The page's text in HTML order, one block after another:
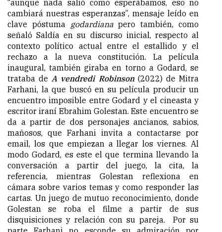
“aunque nada salió como esperábamos, eso no
cambiará nuestras esperanzas”, mensaje leído en
clave póstuma godardianapero también, como
señaló Saldía en su discurso inicial, respecto al
contexto político actual entre el estallido y el
rechazo a la nueva constitución. La película
inaugural, también giraba en torno a Godard, se
trataba de A vendredi Robinson(2022) de Mitra
Farhani, la que buscó en su película producir un
encuentro imposible entre Godard y el cineasta y
escritor iraní Ebrahim Golestan. Este encuentro se
da a partir de dos personajes ancianos, sabios,
mañosos, que Farhani invita a contactarse por
email, los que empiezan a llegar los viernes. Al
modo Godard, es este el que termina llevando la
conversación a partir del juego, la cita, la
referencia, mientras Golestan reflexiona en
cámara sobre varios temas y como responder las
cartas. Un juego de mutuo reconocimiento, donde
Golestan se roba el filme a partir de sus
disquisiciones y relación con su pareja. Por su